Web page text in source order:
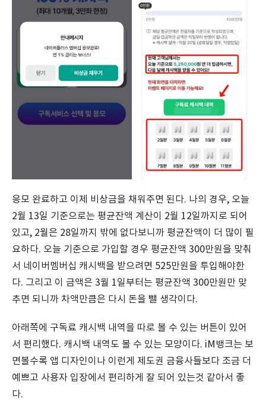
응모 완료하고 이제 비상금을 채워주면 된다. 나의 경우, 오늘
2월 13일 기준으로는 평균잔액 계산이 2월 12일까지로 되어
있고, 2월은 28일까지 밖에 없다보니까 평균잔액이 더 많이 필
요하다. 오늘 기준으로 가입할 경우 평균잔액 300만원을 맞춰
서 네이버멤버십 캐시백을 받으려면 525만원을 투입해야한
다. 그리고 이 금액은 3월 1일부터는 평균잔액 300만원만 맞
추면 되니까 차액만큼은 다시 돈을 뺄 생각이다.
아래쪽에 구독료 캐시백 내역을 따로 볼 수 있는 버튼이 있어
서 편리했다. 캐시백 내역도 볼 수 있는 모양이다. iM뱅크는 보
면볼수록 앱 디자인이나 이런게 제도권 금융사들보다 조금 더
예쁘고 사용자 입장에서 편리하게 잘 되어 있는것 같아서 좋
다.